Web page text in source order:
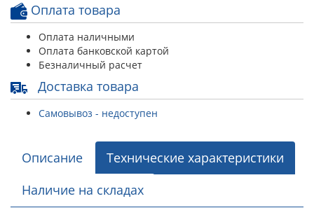
Оплата товара
Оплата наличными
Оплата банковской картой
Безналичный расчет
Доставка товара
Самовывоз - недоступен
Описание
Технические характеристики
Наличие на складах